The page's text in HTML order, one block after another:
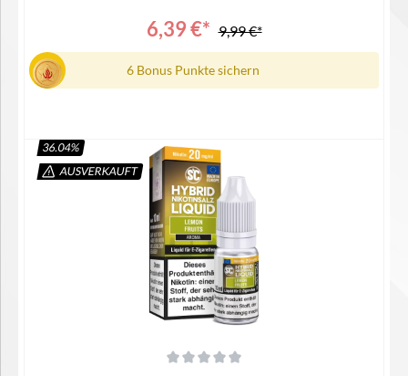
6,39 €* 9,99 €*
6 Bonus Punkte sichern
Details
36.04%
AUSVERKAUFT